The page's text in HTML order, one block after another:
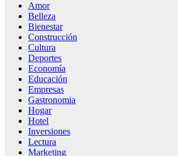
Amor
Belleza
Bienestar
Construcción
Cultura
Deportes
Economía
Educación
Empresas
Gastronomia
Hogar
Hotel
Inversiones
Lectura
Marketing